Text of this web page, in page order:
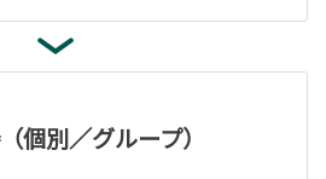
個別／グループ）